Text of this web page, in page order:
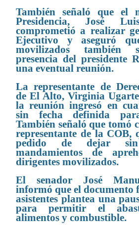
También señaló que el
Presidencia, José
comprometió a realizar
Ejecutivo y aseguró
movilizados también
presencia del presidente
una eventual reunión.
La representante de
de El Alto, Virginia
la reunión ingresó en
sin fecha definida
También señaló que tomó
representante de la COB,
pedido de dejar
mandamientos de
dirigentes movilizados.
El senador José
informó que el documento
asistentes plantea una
para permitir el
alimentos y combustible.